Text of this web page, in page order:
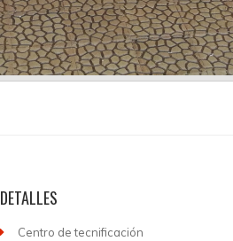
DETALLES
Centro de tecnificación